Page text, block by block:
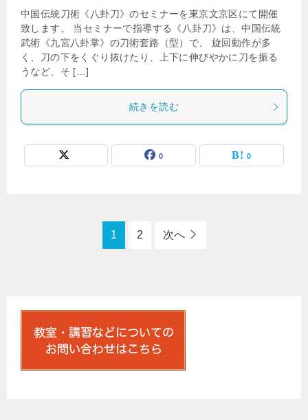
中国伝統刀術《八卦刀》のセミナーを東京文京区にて開催
致します。 当セミナーで指導する《八卦刀》は、中国伝統
武術《九宮八卦掌》の刀術套路（型）で、 旋回動作が多
く、刀の下をくぐり抜けたり、上下に伸びやかに刀を振る
うなど、そ […]
続きを読む
0 0
1 2 次へ